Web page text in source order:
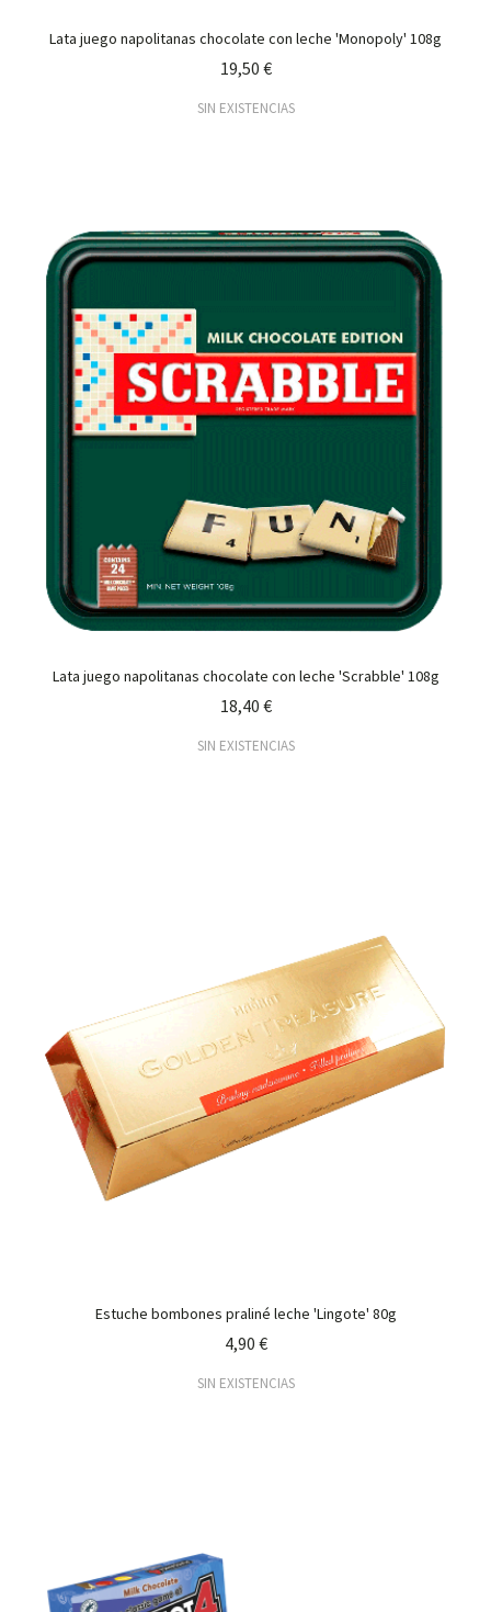
Lata juego napolitanas chocolate con leche 'Monopoly' 108g
19,50 €
SIN EXISTENCIAS
Lata juego napolitanas chocolate con leche 'Scrabble' 108g
18,40 €
SIN EXISTENCIAS
Estuche bombones praliné leche 'Lingote' 80g
4,90 €
SIN EXISTENCIAS